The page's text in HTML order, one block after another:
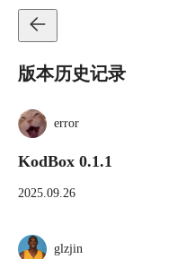
版本历史记录
error
KodBox 0.1.1
2025.09.26
glzjin